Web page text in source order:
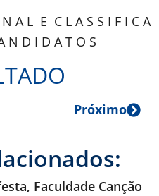
A L E C L A S S I F I C A
N D I D A T O S
Próximo
Faculdade Canção